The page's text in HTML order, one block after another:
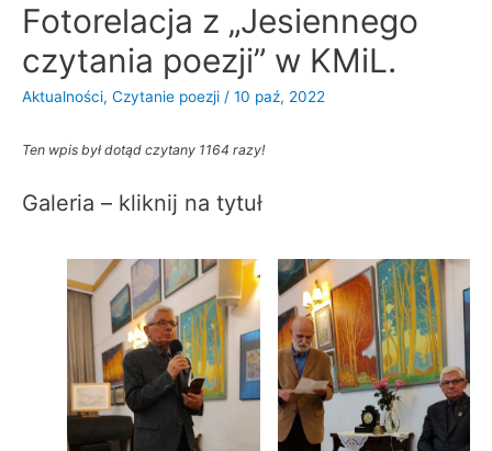
Fotorelacja z „Jesiennego
czytania poezji” w KMiL.
Aktualności, Czytanie poezji / 10 paź, 2022
Ten wpis był dotąd czytany 1164 razy!
Galeria – kliknij na tytuł